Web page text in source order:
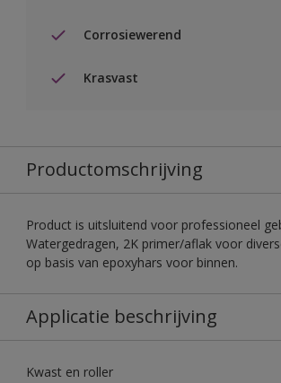
Corrosiewerend
Krasvast
Productomschrijving
Product is uitsluitend voor professioneel
Watergedragen, 2K primer/aflak voor
op basis van epoxyhars voor binnen.
Applicatie beschrijving
Kwast en roller